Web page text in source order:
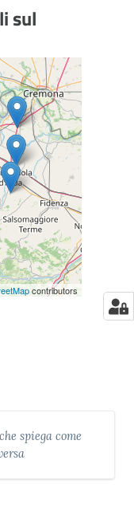
sul
contributors
spiega come